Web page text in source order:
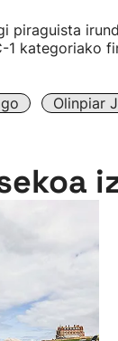
piraguista
1 kategoriako
Olinpiar